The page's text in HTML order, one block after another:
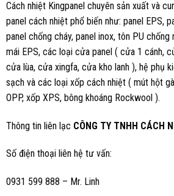
Cách nhiệt Kingpanel chuyên sản xuất và
panel cách nhiệt phổ biến như: panel EPS,
panel chống cháy, panel inox, tôn PU chống
mái EPS, các loại cửa panel ( cửa 1 cánh,
cửa lùa, cửa xingfa, cửa kho lanh ), hệ phụ
sạch và các loại xốp cách nhiệt ( mút hột
OPP, xốp XPS, bông khoáng Rockwool ).
Thông tin liên lạc CÔNG TY TNHH CÁCH
Số điện thoại liên hệ tư vấn:
0931 599 888 – Mr. Linh